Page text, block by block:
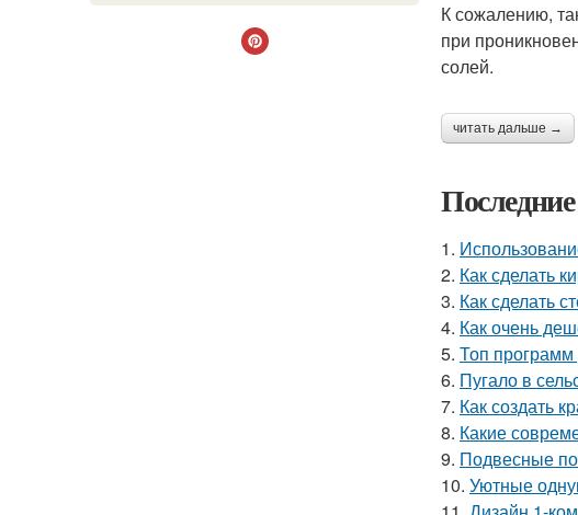
К сожалению,
при
солей.
читать дальше →
1.
2. Как сделать
3. Как сделать
4. Как очень
5. Топ программ
6. Пугало в
7. Как создать
8. Какие
9. Подвесные
10. Уютные